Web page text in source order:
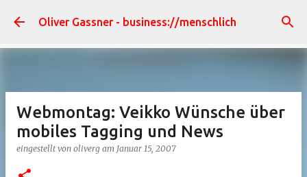
Direkt zum Hauptbereich
Oliver Gassner - business://menschlich
Webmontag: Veikko Wünsche über
mobiles Tagging und News
eingestellt von oliverg am Januar 15, 2007